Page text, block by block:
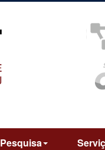
Pesquisa